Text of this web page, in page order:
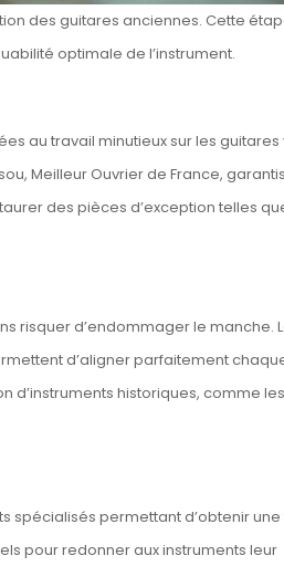
des guitares anciennes. Cette
optimale de l’instrument.
au travail minutieux sur les guitares
Meilleur Ouvrier de France,
des pièces d’exception telles
risquer d’endommager le manche.
d’aligner parfaitement
d’instruments historiques, comme les
spécialisés permettant d’obtenir
pour redonner aux instruments leur